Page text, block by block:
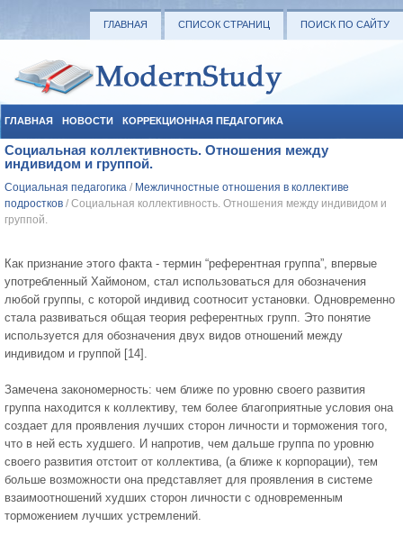
ГЛАВНАЯ СПИСОК СТРАНИЦ ПОИСК ПО САЙТУ
ГЛАВНАЯ НОВОСТИ КОРРЕКЦИОННАЯ ПЕДАГОГИКА
СОЦИАЛЬНАЯ ПЕДАГОГИКА УЧЕБНЫЕ МАТЕРИАЛЫ
Социальная коллективность. Отношения между
индивидом и группой.
Социальная педагогика / Межличностные отношения в коллективе
подростков / Социальная коллективность. Отношения между индивидом и
группой.
Как признание этого факта - термин “референтная группа”, впервые
употребленный Хаймоном, стал использоваться для обозначения
любой группы, с которой индивид соотносит установки. Одновременно
стала развиваться общая теория референтных групп. Это понятие
используется для обозначения двух видов отношений между
индивидом и группой [14].
Замечена закономерность: чем ближе по уровню своего развития
группа находится к коллективу, тем более благоприятные условия она
создает для проявления лучших сторон личности и торможения того,
что в ней есть худшего. И напротив, чем дальше группа по уровню
своего развития отстоит от коллектива, (а ближе к корпорации), тем
больше возможности она представляет для проявления в системе
взаимоотношений худших сторон личности с одновременным
торможением лучших устремлений.